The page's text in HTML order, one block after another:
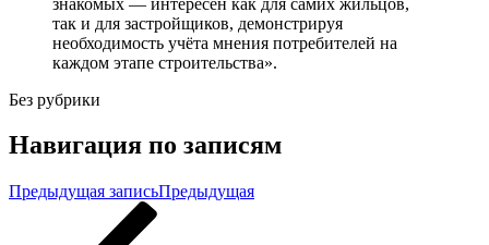
так и для застройщиков, демонстрируя
необходимость учёта мнения потребителей на
каждом этапе строительства».
Без рубрики
Навигация по записям
Предыдущая записьПредыдущая